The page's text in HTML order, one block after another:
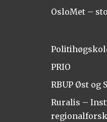
OsloMet –
PRIO
RBUP Øst og
Ruralis –